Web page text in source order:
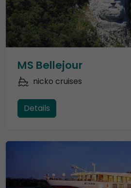
MS Bellejour
nicko cruises
Details